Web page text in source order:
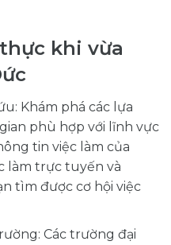
khi vừa
Khám phá các lựa
phù hợp với lĩnh vực
tin việc làm của
làm trực tuyến và
tìm được cơ hội việc
Các trường đại